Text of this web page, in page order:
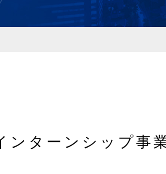
ンターンシップ事